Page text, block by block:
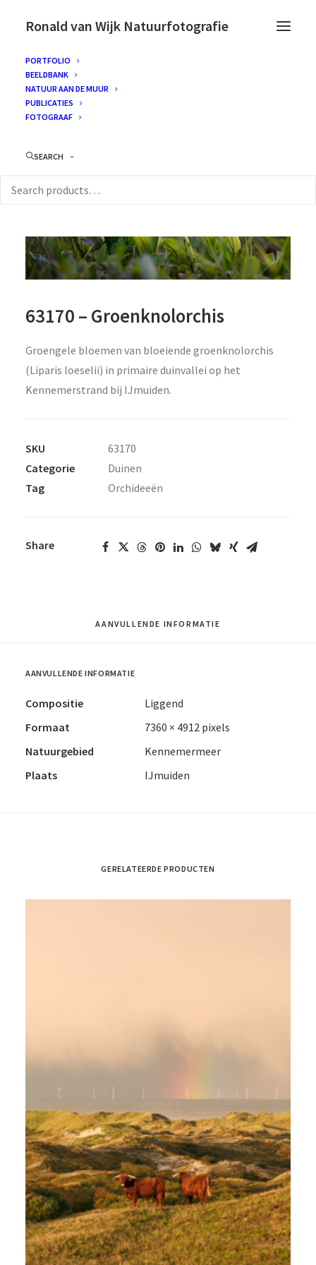
Ronald van Wijk Natuurfotografie
PORTFOLIO
BEELDBANK
NATUUR AAN DE MUUR
PUBLICATIES
FOTOGRAAF
SEARCH
63170 – Groenknolorchis
Groengele bloemen van bloeiende groenknolorchis
(Liparis loeselii) in primaire duinvallei op het
Kennemerstrand bij IJmuiden.
SKU
63170
Categorie
Duinen
Tag
Orchideeën
Share
AANVULLENDE INFORMATIE
AANVULLENDE INFORMATIE
Compositie
Liggend
Formaat
7360 × 4912 pixels
Natuurgebied
Kennemermeer
Plaats
IJmuiden
GERELATEERDE PRODUCTEN